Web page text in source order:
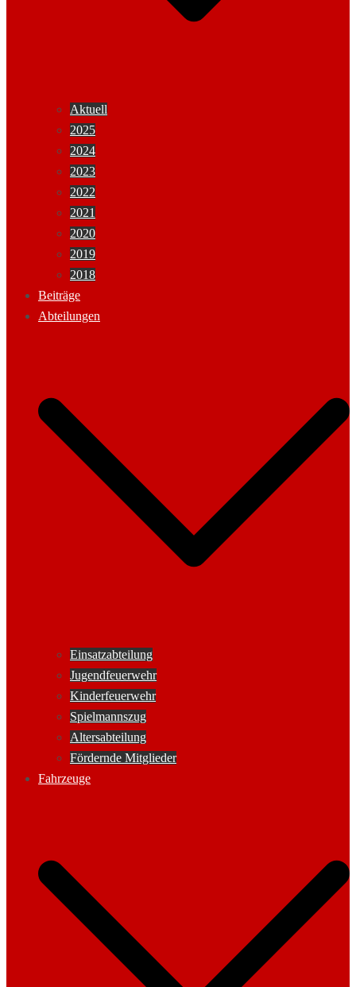
Aktuell
2025
2024
2023
2022
2021
2020
2019
2018
Beiträge
Abteilungen
Einsatzabteilung
Jugendfeuerwehr
Kinderfeuerwehr
Spielmannszug
Altersabteilung
Fördernde Mitglieder
Fahrzeuge